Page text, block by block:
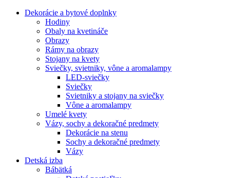
Dekorácie a bytové doplnky
Hodiny
Obaly na kvetináče
Obrazy
Rámy na obrazy
Stojany na kvety
Sviečky, svietniky, vône a aromalampy
LED-sviečky
Sviečky
Svietniky a stojany na sviečky
Vône a aromalampy
Umelé kvety
Vázy, sochy a dekoračné predmety
Dekorácie na stenu
Sochy a dekoračné predmety
Vázy
Detská izba
Bábätká